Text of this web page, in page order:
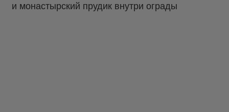
и монастырский прудик внутри ограды